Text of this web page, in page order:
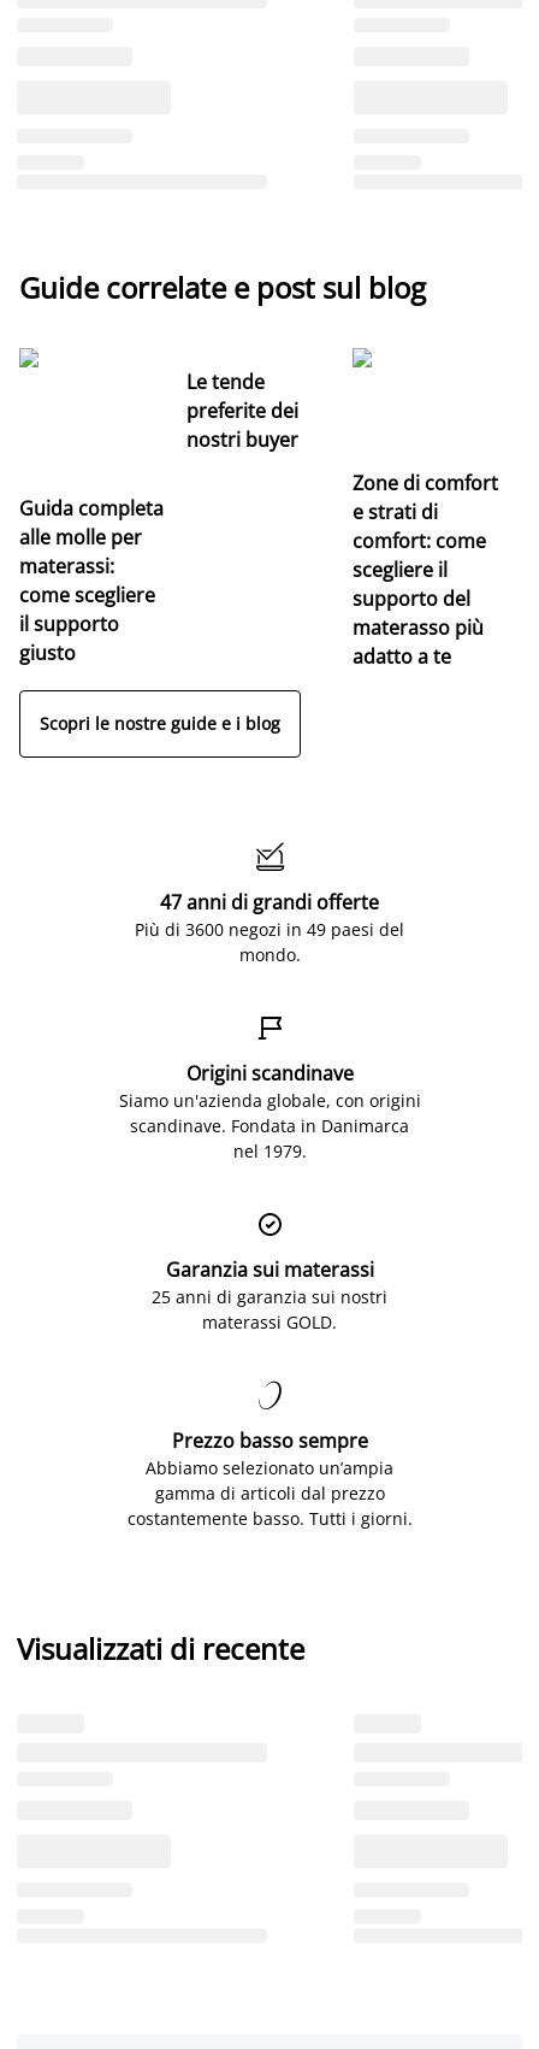
Guide correlate e post sul blog
Guida completa
alle molle per
materassi:
come scegliere
il supporto
giusto
Le tende
preferite dei
nostri buyer
Zone di comfort
e strati di
comfort: come
scegliere il
supporto del
materasso più
adatto a te
Scopri le nostre guide e i blog

47 anni di grandi offerte
Più di 3600 negozi in 49 paesi del
mondo.

Origini scandinave
Siamo un'azienda globale, con origini
scandinave. Fondata in Danimarca
nel 1979.

Garanzia sui materassi
25 anni di garanzia sui nostri
materassi GOLD.

Prezzo basso sempre
Abbiamo selezionato un’ampia
gamma di articoli dal prezzo
costantemente basso. Tutti i giorni.
Visualizzati di recente